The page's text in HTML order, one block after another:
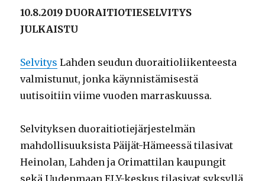
10.8.2019 DUORAITIOTIESELVITYS
JULKAISTU
Selvitys Lahden seudun duoraitioliikenteesta
valmistunut, jonka käynnistämisestä
uutisoitiin viime vuoden marraskuussa.
Selvityksen duoraitiotiejärjestelmän
mahdollisuuksista Päijät-Hämeessä tilasivat
Heinolan, Lahden ja Orimattilan kaupungit